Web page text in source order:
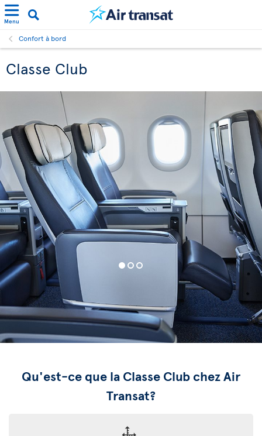
Menu
Confort à bord
Classe Club
Qu'est-ce que la Classe Club chez Air
Transat?